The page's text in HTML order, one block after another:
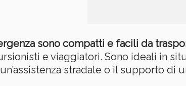
sono compatti e facili da
e viaggiatori. Sono ideali in
stradale o il supporto di